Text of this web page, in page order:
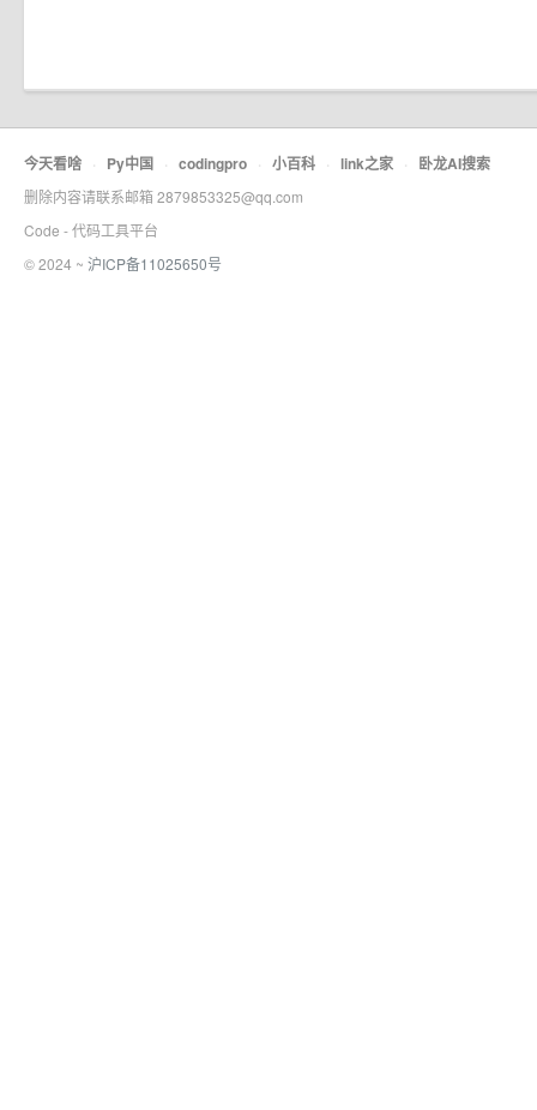
今天看啥 · Py中国 · codingpro · 小百科 · link之家 · 卧龙AI搜索
删除内容请联系邮箱 2879853325@qq.com
Code - 代码工具平台
© 2024 ~ 沪ICP备11025650号